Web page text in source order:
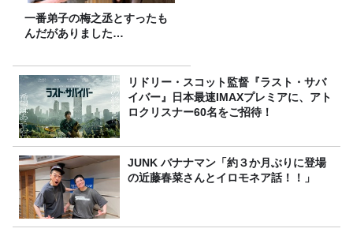
一番弟子の梅之丞とすったも
んだがありました…
リドリー・スコット監督『ラスト・サバ
イバー』日本最速IMAXプレミアに、アト
ロクリスナー60名をご招待！
JUNK バナナマン「約３か月ぶりに登場
の近藤春菜さんとイロモネア話！！」